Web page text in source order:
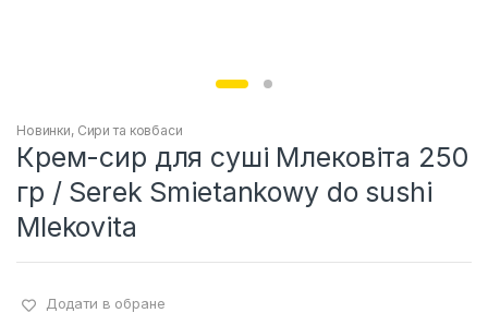
Новинки, Сири та ковбаси
Крем-сир для суші Млековіта 250
гр / Serek Smietankowy do sushi
Mlekovita
Додати в обране